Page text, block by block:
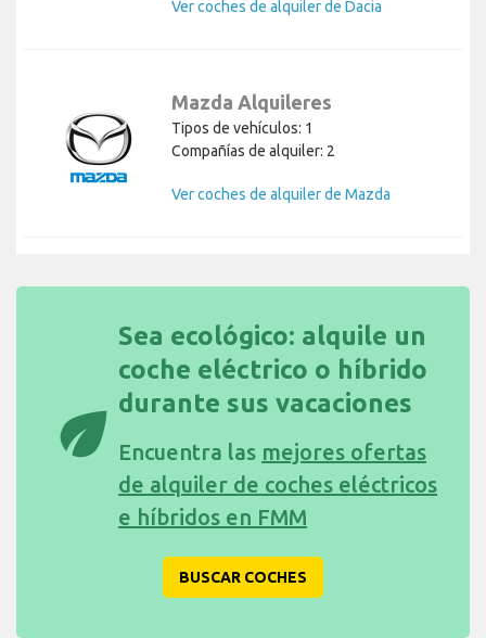
Ver coches de alquiler de Dacia
Mazda Alquileres
Tipos de vehículos: 1
Compañías de alquiler: 2
Ver coches de alquiler de Mazda
eco
Sea ecológico: alquile un
coche eléctrico o híbrido
durante sus vacaciones
Encuentra las mejores ofertas
de alquiler de coches eléctricos
e híbridos en FMM
BUSCAR COCHES